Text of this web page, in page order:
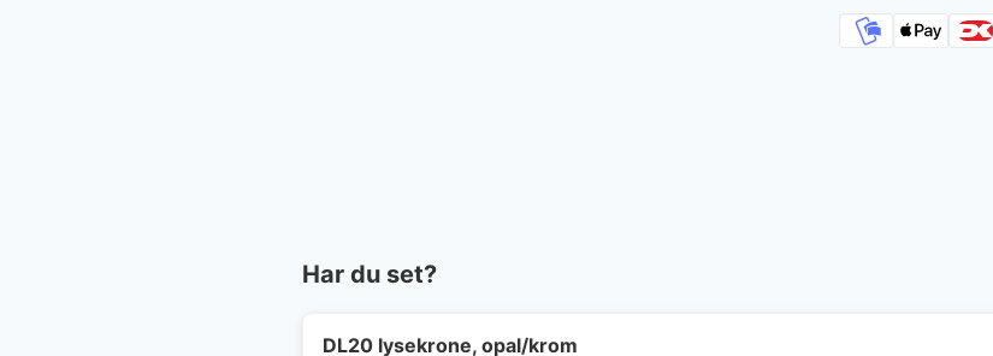
Har du set?
DL20 lysekrone, opal/krom